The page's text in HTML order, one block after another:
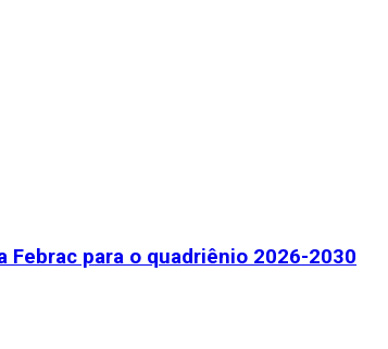
para o quadriênio 2026-2030